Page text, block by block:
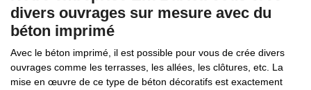
divers ouvrages sur mesure avec du
béton imprimé
Avec le béton imprimé, il est possible pour vous de crée divers
ouvrages comme les terrasses, les allées, les clôtures, etc. La
mise en œuvre de ce type de béton décoratifs est exactement